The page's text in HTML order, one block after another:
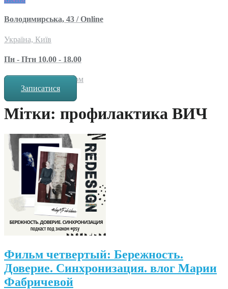
Володимирська, 43 / Online
Україна, Київ
Пн - Птн 10.00 - 18.00
за попереднім записом
Записатися
Мітки: профилактика ВИЧ
Фильм четвертый: Бережность.
Доверие. Синхронизация. влог Марии
Фабричевой